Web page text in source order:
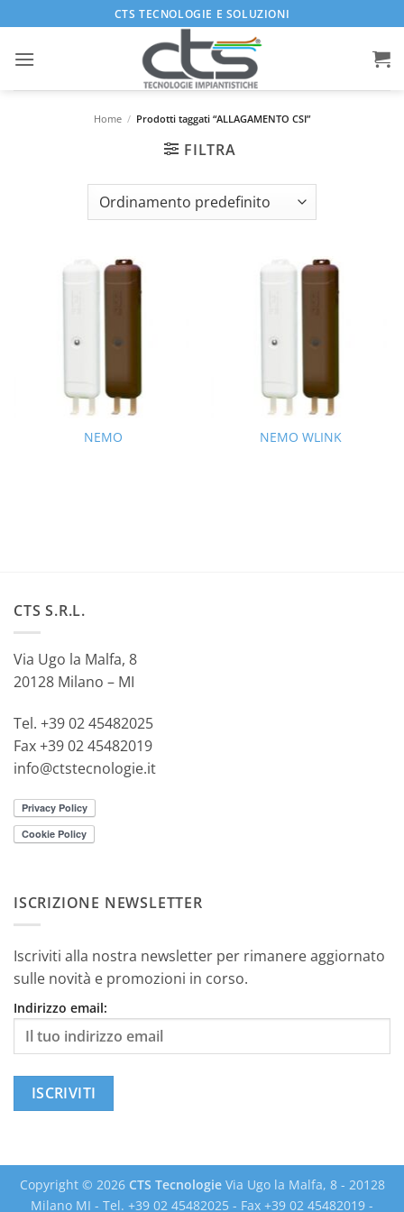
ai
contenuti
CTS TECNOLOGIE E SOLUZIONI
Home / Prodotti taggati “ALLAGAMENTO CSI”
FILTRA
NEMO NEMO WLINK
CTS S.R.L.
Via Ugo la Malfa, 8
20128 Milano – MI
Tel. +39 02 45482025
Fax +39 02 45482019
info@ctstecnologie.it
ISCRIZIONE NEWSLETTER
Iscriviti alla nostra newsletter per rimanere aggiornato
sulle novità e promozioni in corso.
Indirizzo email:
Copyright © 2026 CTS Tecnologie Via Ugo la Malfa, 8 - 20128
Milano MI - Tel. +39 02 45482025 - Fax +39 02 45482019 -